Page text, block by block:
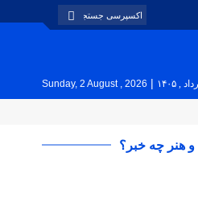
|
Sunday, 2 August , 2026
و هنر چه خبر؟